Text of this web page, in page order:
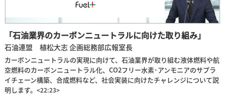
「石油業界のカーボンニュートラルに向けた取り組み」
石油連盟 植松大志 企画総務部広報室長
カーボンニュートラルの実現に向けて、石油業界が取り組む液体燃料や航
空燃料のカーボンニュートラル化、CO2フリー水素･アンモニアのサプラ
イチェーン構築、合成燃料など、社会実装に向けたチャレンジについて説
明します。 <22:23>